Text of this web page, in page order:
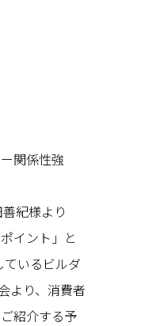
関係性強
紀様より
イント」と
いるビルダ
より、消費者
紹介する予